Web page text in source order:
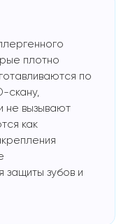
плотно
по
скану,
не вызывают
как
защиты зубов и